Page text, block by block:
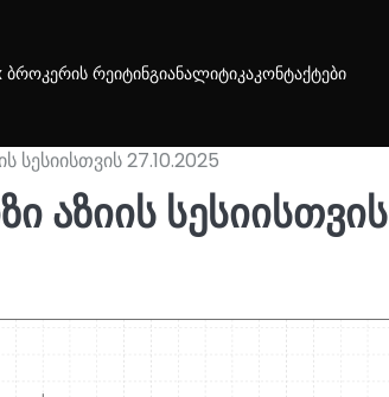
ბროკერის რეიტინგიანალიტიკაკონტაქტები
სესიისთვის 27.10.2025
აზიის სესიისთვის